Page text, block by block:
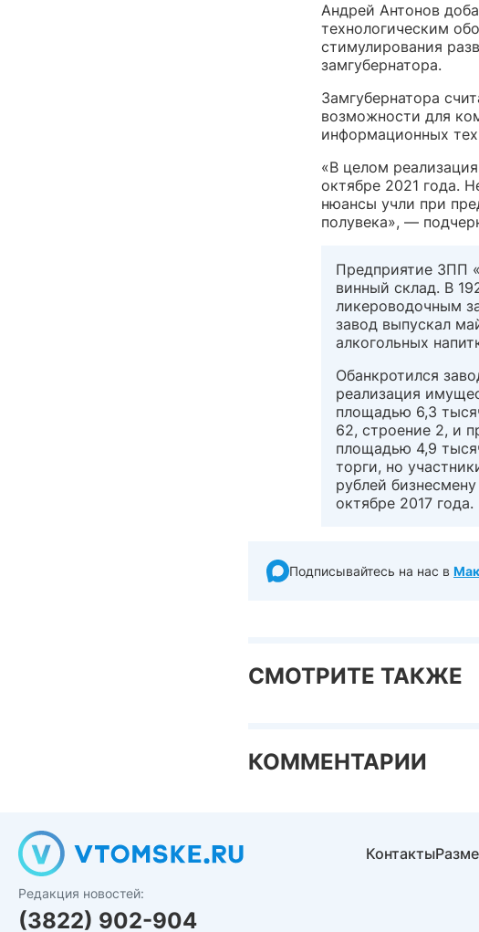
Андрей Антонов
технологическим
стимулирования
замгубернатора.
Замгубернатора
возможности для
информационных
«В целом
октябре 2021 года.
нюансы учли при
полувека», —
Предприятие ЗПП
винный склад. В
ликероводочным
завод выпускал
алкогольных
Обанкротился
реализация
площадью 6,3
62, строение 2, и
площадью 4,9
торги, но
рублей
октябре 2017 года.
Подписывайтесь на нас в
СМОТРИТЕ ТАКЖЕ
КОММЕНТАРИИ
Редакция новостей:
(3822) 902-904
Контакты